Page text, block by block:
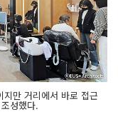
만 거리에서 바로 접근
성했다.